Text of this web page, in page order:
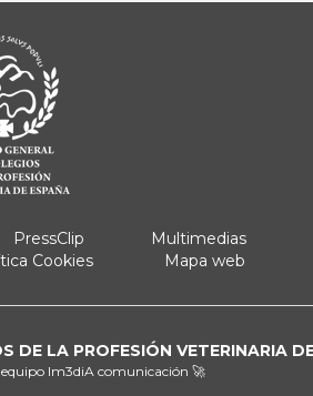
PressClip Multimedias
Cookies Mapa web
LA PROFESIÓN VETERINARIA
Im3diA comunicación 🚀